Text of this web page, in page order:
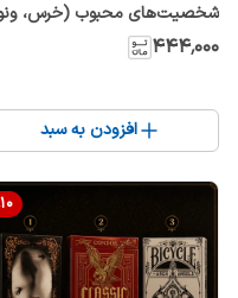
شخصیت‌های محبوب (خرس،
جنگ ستارگان و طرح‌های متنوع)
۴۴۴٬۰۰۰
افزودن به سبد
10